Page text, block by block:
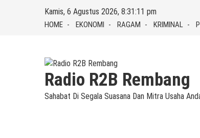
Kamis, 6 Agustus 2026, 8:31:12 pm
HOME EKONOMI RAGAM KRIMINAL
Radio R2B Rembang
Sahabat Di Segala Suasana Dan Mitra Usaha